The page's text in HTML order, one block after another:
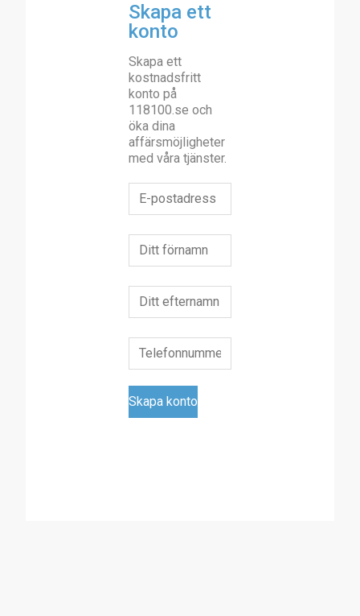
Skapa ett
konto
Skapa ett
kostnadsfritt
konto på
118100.se och
öka dina
affärsmöjligheter
med våra tjänster.